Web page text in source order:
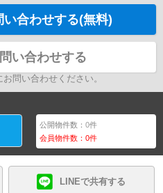
い合わせする(無料)
い合わせする
問い合わせください。
公開物件数：0件
会員物件数：0件
LINEで共有する